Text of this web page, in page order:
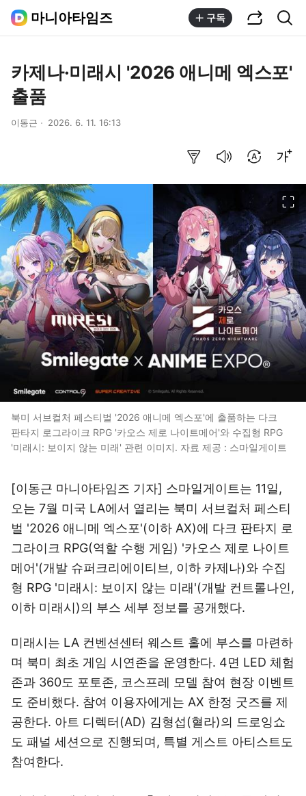
마니아타임즈 구독
카제나·미래시 '2026 애니메 엑스포'
출품
이동근 2026. 6. 11. 16:13
북미 서브컬처 페스티벌 '2026 애니메 엑스포'에 출품하는 다크
판타지 로그라이크 RPG '카오스 제로 나이트메어'와 수집형 RPG
'미래시: 보이지 않는 미래' 관련 이미지. 자료 제공 : 스마일게이트
[이동근 마니아타임즈 기자] 스마일게이트는 11일,
오는 7월 미국 LA에서 열리는 북미 서브컬처 페스티
벌 '2026 애니메 엑스포'(이하 AX)에 다크 판타지 로
그라이크 RPG(역할 수행 게임) '카오스 제로 나이트
메어'(개발 슈퍼크리에이티브, 이하 카제나)와 수집
형 RPG '미래시: 보이지 않는 미래'(개발 컨트롤나인,
이하 미래시)의 부스 세부 정보를 공개했다.
미래시는 LA 컨벤션센터 웨스트 홀에 부스를 마련하
며 북미 최초 게임 시연존을 운영한다. 4면 LED 체험
존과 360도 포토존, 코스프레 모델 참여 현장 이벤트
도 준비했다. 참여 이용자에게는 AX 한정 굿즈를 제
공한다. 아트 디렉터(AD) 김형섭(혈라)의 드로잉쇼
도 패널 세션으로 진행되며, 특별 게스트 아티스트도
참여한다.